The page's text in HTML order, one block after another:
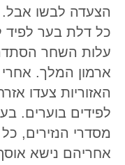
הצעדה לבשו אבל.
כל דלת בער לפיד
עלות השחר
ארמון המלך.
האזוריות צעדו
לפידים בוערים.
מסדרי הנזירים,
אחריהם נישא